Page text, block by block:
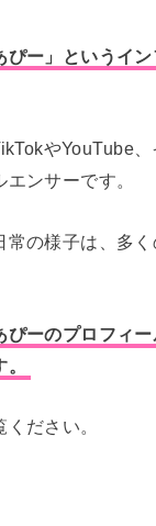
ぴー」というイ
やYouTube
ンサーです。
常の様子は、多
ぴーのプロフィ
。
ださい。